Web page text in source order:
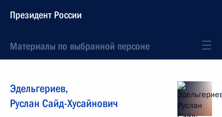
Президент России
Материалы по выбранной персоне
Эдельгериев,
Руслан Сайд-Хусайнович